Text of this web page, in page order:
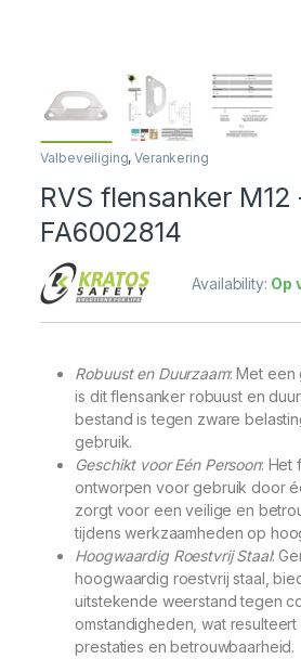
Valbeveiliging,Verankering
RVS flensanker M12
FA6002814
Availability: Op
Robuust en Duurzaam: Met een
is dit flensanker robuust en
bestand is tegen zware
gebruik.
Geschikt voor Eén Persoon: Het
ontworpen voor gebruik door
zorgt voor een veilige en
tijdens werkzaamheden op
Hoogwaardig Roestvrij Staal:
hoogwaardig roestvrij staal,
uitstekende weerstand tegen
omstandigheden, wat
prestaties en betrouwbaarheid.